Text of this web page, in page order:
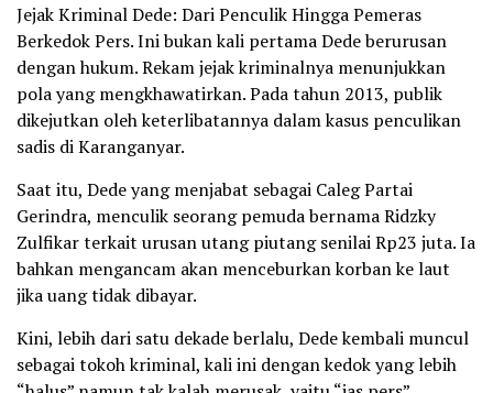
Jejak Kriminal Dede: Dari Penculik Hingga Pemeras
Berkedok Pers. Ini bukan kali pertama Dede berurusan
dengan hukum. Rekam jejak kriminalnya menunjukkan
pola yang mengkhawatirkan. Pada tahun 2013, publik
dikejutkan oleh keterlibatannya dalam kasus penculikan
sadis di Karanganyar.
Saat itu, Dede yang menjabat sebagai Caleg Partai
Gerindra, menculik seorang pemuda bernama Ridzky
Zulfikar terkait urusan utang piutang senilai Rp23 juta. Ia
bahkan mengancam akan menceburkan korban ke laut
jika uang tidak dibayar.
Kini, lebih dari satu dekade berlalu, Dede kembali muncul
sebagai tokoh kriminal, kali ini dengan kedok yang lebih